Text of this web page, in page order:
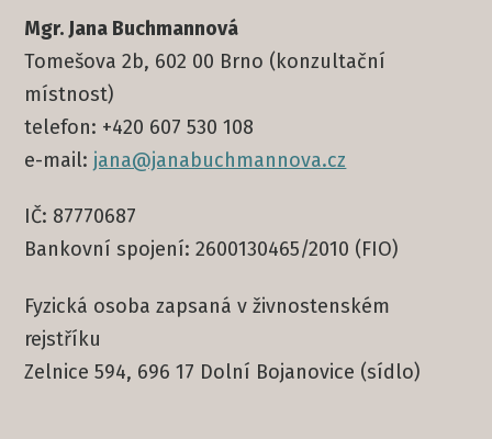
Mgr. Jana Buchmannová
Tomešova 2b, 602 00 Brno (konzultační
místnost)
telefon: +420 607 530 108
e-mail: jana@janabuchmannova.cz
IČ: 87770687
Bankovní spojení: 2600130465/2010 (FIO)
Fyzická osoba zapsaná v živnostenském
rejstříku
Zelnice 594, 696 17 Dolní Bojanovice (sídlo)